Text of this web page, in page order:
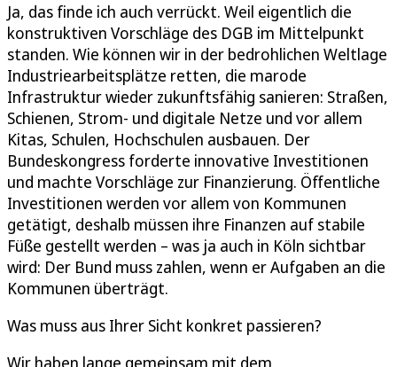
Ja, das finde ich auch verrückt. Weil eigentlich die
konstruktiven Vorschläge des DGB im Mittelpunkt
standen. Wie können wir in der bedrohlichen Weltlage
Industriearbeitsplätze retten, die marode
Infrastruktur wieder zukunftsfähig sanieren: Straßen,
Schienen, Strom- und digitale Netze und vor allem
Kitas, Schulen, Hochschulen ausbauen. Der
Bundeskongress forderte innovative Investitionen
und machte Vorschläge zur Finanzierung. Öffentliche
Investitionen werden vor allem von Kommunen
getätigt, deshalb müssen ihre Finanzen auf stabile
Füße gestellt werden – was ja auch in Köln sichtbar
wird: Der Bund muss zahlen, wenn er Aufgaben an die
Kommunen überträgt.
Was muss aus Ihrer Sicht konkret passieren?